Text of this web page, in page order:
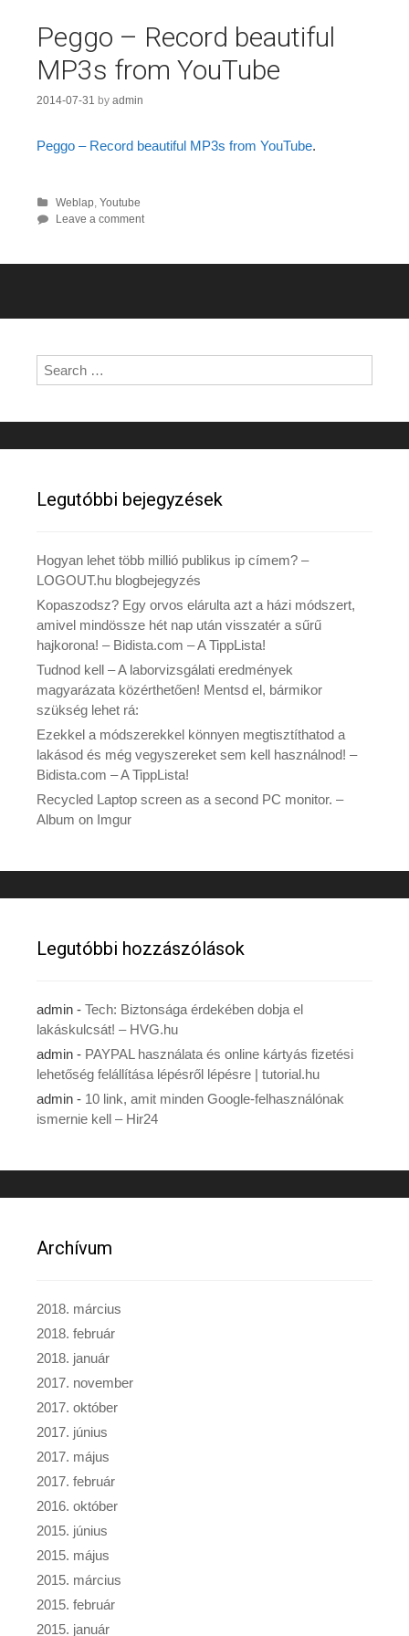
Peggo – Record beautiful
MP3s from YouTube
2014-07-31 by admin
Peggo – Record beautiful MP3s from YouTube.
Weblap, Youtube
Leave a comment
Search for:
Legutóbbi bejegyzések
Hogyan lehet több millió publikus ip címem? –
LOGOUT.hu blogbejegyzés
Kopaszodsz? Egy orvos elárulta azt a házi módszert,
amivel mindössze hét nap után visszatér a sűrű
hajkorona! – Bidista.com – A TippLista!
Tudnod kell – A laborvizsgálati eredmények
magyarázata közérthetően! Mentsd el, bármikor
szükség lehet rá:
Ezekkel a módszerekkel könnyen megtisztíthatod a
lakásod és még vegyszereket sem kell használnod! –
Bidista.com – A TippLista!
Recycled Laptop screen as a second PC monitor. –
Album on Imgur
Legutóbbi hozzászólások
admin - Tech: Biztonsága érdekében dobja el
lakáskulcsát! – HVG.hu
admin - PAYPAL használata és online kártyás fizetési
lehetőség felállítása lépésről lépésre | tutorial.hu
admin - 10 link, amit minden Google-felhasználónak
ismernie kell – Hir24
Archívum
2018. március
2018. február
2018. január
2017. november
2017. október
2017. június
2017. május
2017. február
2016. október
2015. június
2015. május
2015. március
2015. február
2015. január